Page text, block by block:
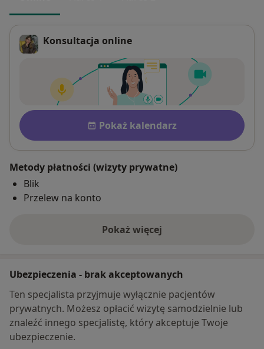
Konsultacja online
Płatność po konsultacji
Dostępność
Pokaż kalendarz
Metody płatności (wizyty prywatne)
Blik
Przelew na konto
Pokaż więcej
o adresie
Ubezpieczenia - brak akceptowanych
Ten specjalista przyjmuje wyłącznie pacjentów
prywatnych. Możesz opłacić wizytę samodzielnie lub
znaleźć innego specjalistę, który akceptuje Twoje
ubezpieczenie.